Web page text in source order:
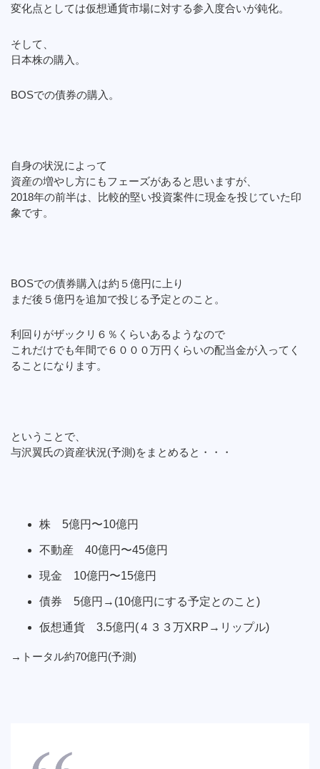
変化点としては仮想通貨市場に対する参入度合いが鈍化。
そして、
日本株の購入。
BOSでの債券の購入。
自身の状況によって
資産の増やし方にもフェーズがあると思いますが、
2018年の前半は、比較的堅い投資案件に現金を投じていた印
象です。
BOSでの債券購入は約５億円に上り
まだ後５億円を追加で投じる予定とのこと。
利回りがザックリ６％くらいあるようなので
これだけでも年間で６０００万円くらいの配当金が入ってく
ることになります。
ということで、
与沢翼氏の資産状況(予測)をまとめると・・・
株 5億円〜10億円
不動産 40億円〜45億円
現金 10億円〜15億円
債券 5億円→(10億円にする予定とのこと)
仮想通貨 3.5億円(４３３万XRP→リップル)
→トータル約70億円(予測)